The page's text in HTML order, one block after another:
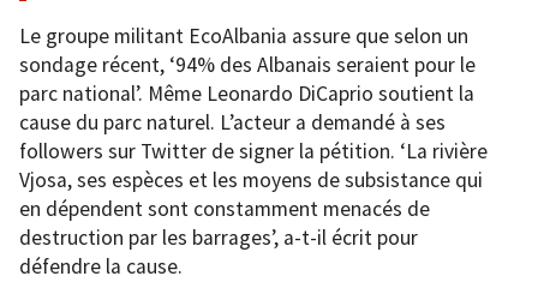
Le groupe militant EcoAlbania assure que selon un
sondage récent, ‘94% des Albanais seraient pour le
parc national’. Même Leonardo DiCaprio soutient la
cause du parc naturel. L’acteur a demandé à ses
followers sur Twitter de signer la pétition. ‘La rivière
Vjosa, ses espèces et les moyens de subsistance qui
en dépendent sont constamment menacés de
destruction par les barrages’, a-t-il écrit pour
défendre la cause.